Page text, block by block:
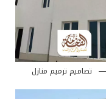
تصاميم ترميم منازل